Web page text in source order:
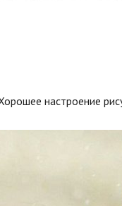
настроение